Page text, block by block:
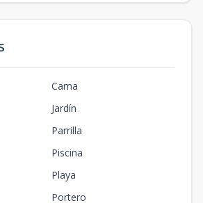
Cama
Jardín
Parrilla
Piscina
Playa
Portero